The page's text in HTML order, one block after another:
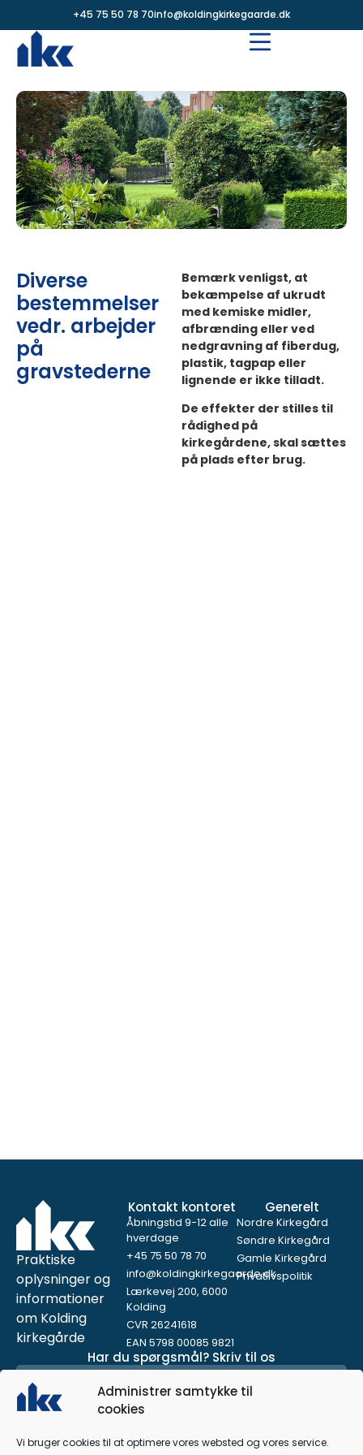
Administrer samtykke til
cookies
Vi bruger cookies til at optimere vores websted og vores service.
+45 75 50 78 70info@koldingkirkegaarde.dk
Diverse
bestemmelser
vedr. arbejder
på
gravstederne
Bemærk venligst, at
bekæmpelse af ukrudt
med kemiske midler,
afbrænding eller ved
nedgravning af fiberdug,
plastik, tagpap eller
lignende er ikke tilladt.
De effekter der stilles til
rådighed på
kirkegårdene, skal sættes
på plads efter brug.
Praktiske
oplysninger og
informationer
om Kolding
kirkegårde
Kontakt kontoret
Åbningstid 9-12 alle
hverdage
+45 75 50 78 70
info@koldingkirkegaarde.dk
Lærkevej 200, 6000
Kolding
CVR 26241618
EAN 5798 00085 9821
Generelt
Nordre Kirkegård
Søndre Kirkegård
Gamle Kirkegård
Privatlivspolitik
Har du spørgsmål? Skriv til os